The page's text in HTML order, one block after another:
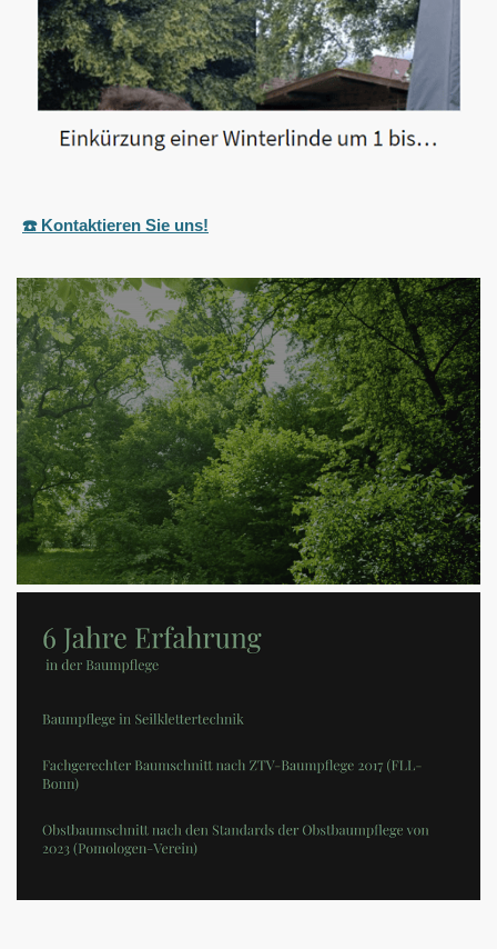
☎️ Kontaktieren Sie uns!